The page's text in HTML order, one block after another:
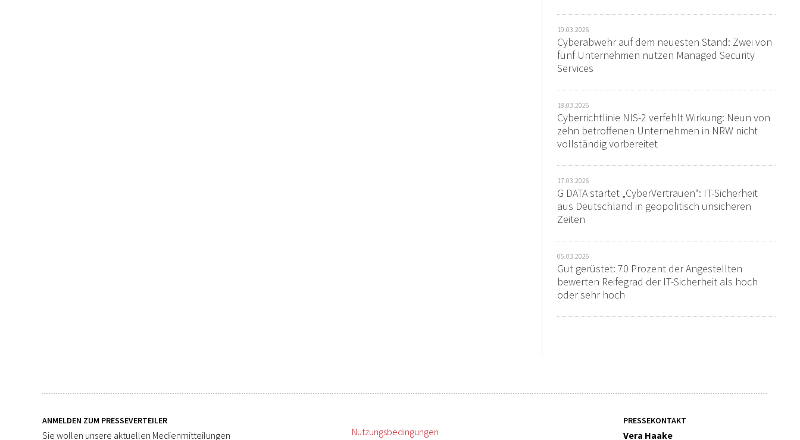
19.03.2026
Cyberabwehr auf dem neuesten Stand: Zwei von
fünf Unternehmen nutzen Managed Security
Services
18.03.2026
Cyberrichtlinie NIS-2 verfehlt Wirkung: Neun von
zehn betroffenen Unternehmen in NRW nicht
vollständig vorbereitet
17.03.2026
G DATA startet „CyberVertrauen“: IT-Sicherheit
aus Deutschland in geopolitisch unsicheren
Zeiten
05.03.2026
Gut gerüstet: 70 Prozent der Angestellten
bewerten Reifegrad der IT-Sicherheit als hoch
oder sehr hoch
ANMELDEN ZUM PRESSEVERTEILER
Sie wollen unsere aktuellen Medienmitteilungen
Nutzungsbedingungen
PRESSEKONTAKT
Vera Haake